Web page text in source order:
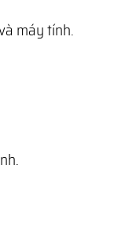
máy tính.